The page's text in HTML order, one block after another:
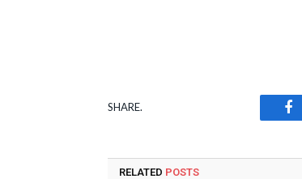
SHARE.
RELATED POSTS